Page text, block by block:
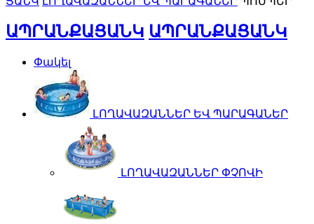
ԱՊՐԱՆՔԱՑԱՆԿ ԱՊՐԱՆՔԱՑԱՆԿ
Փակել
ԼՈՂԱՎԱԶԱՆՆԵՐ ԵՎ ՊԱՐԱԳԱՆԵՐ
ԼՈՂԱՎԱԶԱՆՆԵՐ ՓՉՈՎԻ